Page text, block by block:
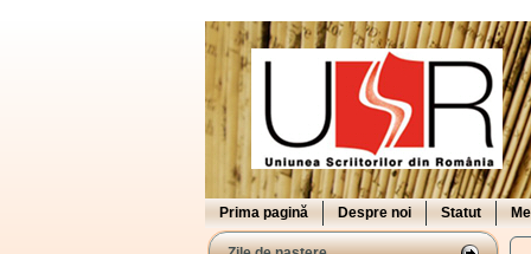
Prima pagină Despre noi Statut